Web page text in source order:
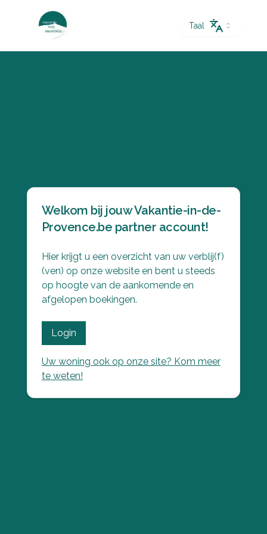
Taal
Welkom bij jouw Vakantie-in-de-
Provence.be partner account!
Hier krijgt u een overzicht van uw verblij(f)
(ven) op onze website en bent u steeds
op hoogte van de aankomende en
afgelopen boekingen.
Login
Uw woning ook op onze site? Kom meer
te weten!